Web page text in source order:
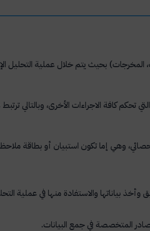
بحيث يتم خلال عملية التحليل
تحكم كافة الاجراءات الأخرى، وبالتالي
وهي إما تكون استبيان أو بطاقة
بياناتها والاستفادة منها في عملية
المتخصصة في جمع البيانات.